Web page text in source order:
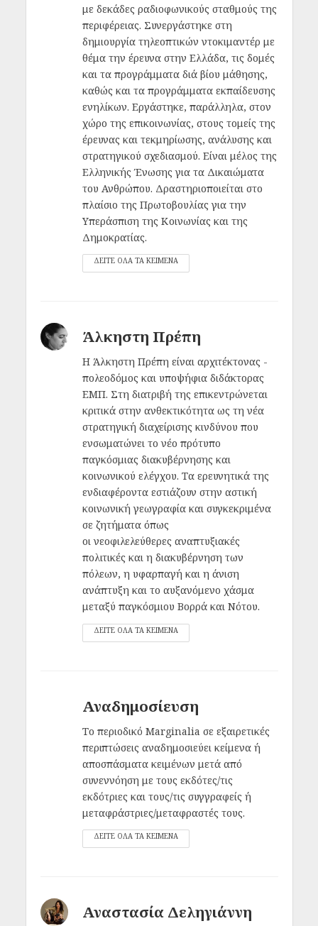
με δεκάδες ραδιοφωνικούς σταθμούς της
περιφέρειας. Συνεργάστηκε στη
δημιουργία τηλεοπτικών ντοκιμαντέρ με
θέμα την έρευνα στην Ελλάδα, τις δομές
και τα προγράμματα διά βίου μάθησης,
καθώς και τα προγράμματα εκπαίδευσης
ενηλίκων. Εργάστηκε, παράλληλα, στον
χώρο της επικοινωνίας, στους τομείς της
έρευνας και τεκμηρίωσης, ανάλυσης και
στρατηγικού σχεδιασμού. Είναι μέλος της
Ελληνικής Ένωσης για τα Δικαιώματα
του Ανθρώπου. Δραστηριοποιείται στο
πλαίσιο της Πρωτοβουλίας για την
Υπεράσπιση της Κοινωνίας και της
Δημοκρατίας.
ΔΕΙΤΕ ΟΛΑ ΤΑ ΚΕΙΜΕΝΑ
Άλκηστη Πρέπη
Η Άλκηστη Πρέπη είναι αρχιτέκτονας -
πολεοδόμος και υποψήφια διδάκτορας
ΕΜΠ. Στη διατριβή της επικεντρώνεται
κριτικά στην ανθεκτικότητα ως τη νέα
στρατηγική διαχείρισης κινδύνου που
ενσωματώνει το νέο πρότυπο
παγκόσμιας διακυβέρνησης και
κοινωνικού ελέγχου. Τα ερευνητικά της
ενδιαφέροντα εστιάζουν στην αστική
κοινωνική γεωγραφία και συγκεκριμένα
σε ζητήματα όπως
οι νεοφιλελεύθερες αναπτυξιακές
πολιτικές και η διακυβέρνηση των
πόλεων, η υφαρπαγή και η άνιση
ανάπτυξη και το αυξανόμενο χάσμα
μεταξύ παγκόσμιου Βορρά και Νότου.
ΔΕΙΤΕ ΟΛΑ ΤΑ ΚΕΙΜΕΝΑ
Αναδημοσίευση
Το περιοδικό Μarginalia σε εξαιρετικές
περιπτώσεις αναδημοσιεύει κείμενα ή
αποσπάσματα κειμένων μετά από
συνεννόηση με τους εκδότες/τις
εκδότριες και τους/τις συγγραφείς ή
μεταφράστριες/μεταφραστές τους.
ΔΕΙΤΕ ΟΛΑ ΤΑ ΚΕΙΜΕΝΑ
Αναστασία Δεληγιάννη